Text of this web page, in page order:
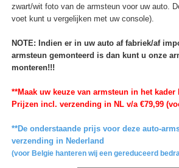
zwart/wit foto van de armsteun voor uw auto.
voet kunt u vergelijken met uw console).
NOTE: Indien er in uw auto af fabriek/af
armsteun gemonteerd is dan kunt u onze
monteren!!!
**Maak uw keuze van armsteun in het kader
Prijzen incl. verzending in NL v/a €79,99
**De onderstaande prijs voor deze auto-
verzending in Nederland
(voor Belgie hanteren wij een gereduceerd